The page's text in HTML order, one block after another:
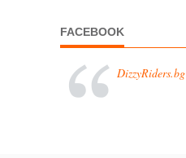
FACEBOOK
DizzyRiders.bg